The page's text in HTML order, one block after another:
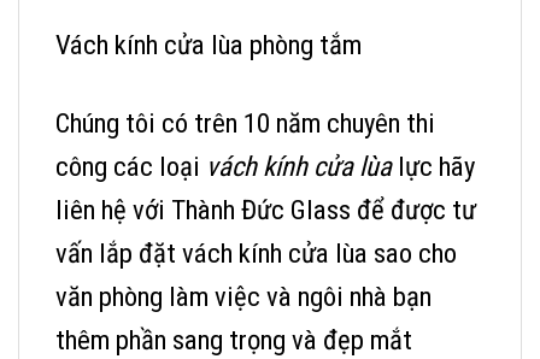
Vách kính cửa lùa phòng tắm
Chúng tôi có trên 10 năm chuyên thi
công các loại vách kính cửa lùalực hãy
liên hệ với Thành Đức Glass để được tư
vấn lắp đặt vách kính cửa lùa sao cho
văn phòng làm việc và ngôi nhà bạn
thêm phần sang trọng và đẹp mắt